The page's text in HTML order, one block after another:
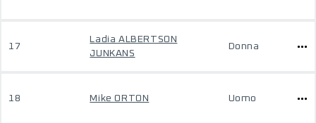
17
Ladia ALBERTSON
JUNKANS
Donna
18 Mike ORTON Uomo